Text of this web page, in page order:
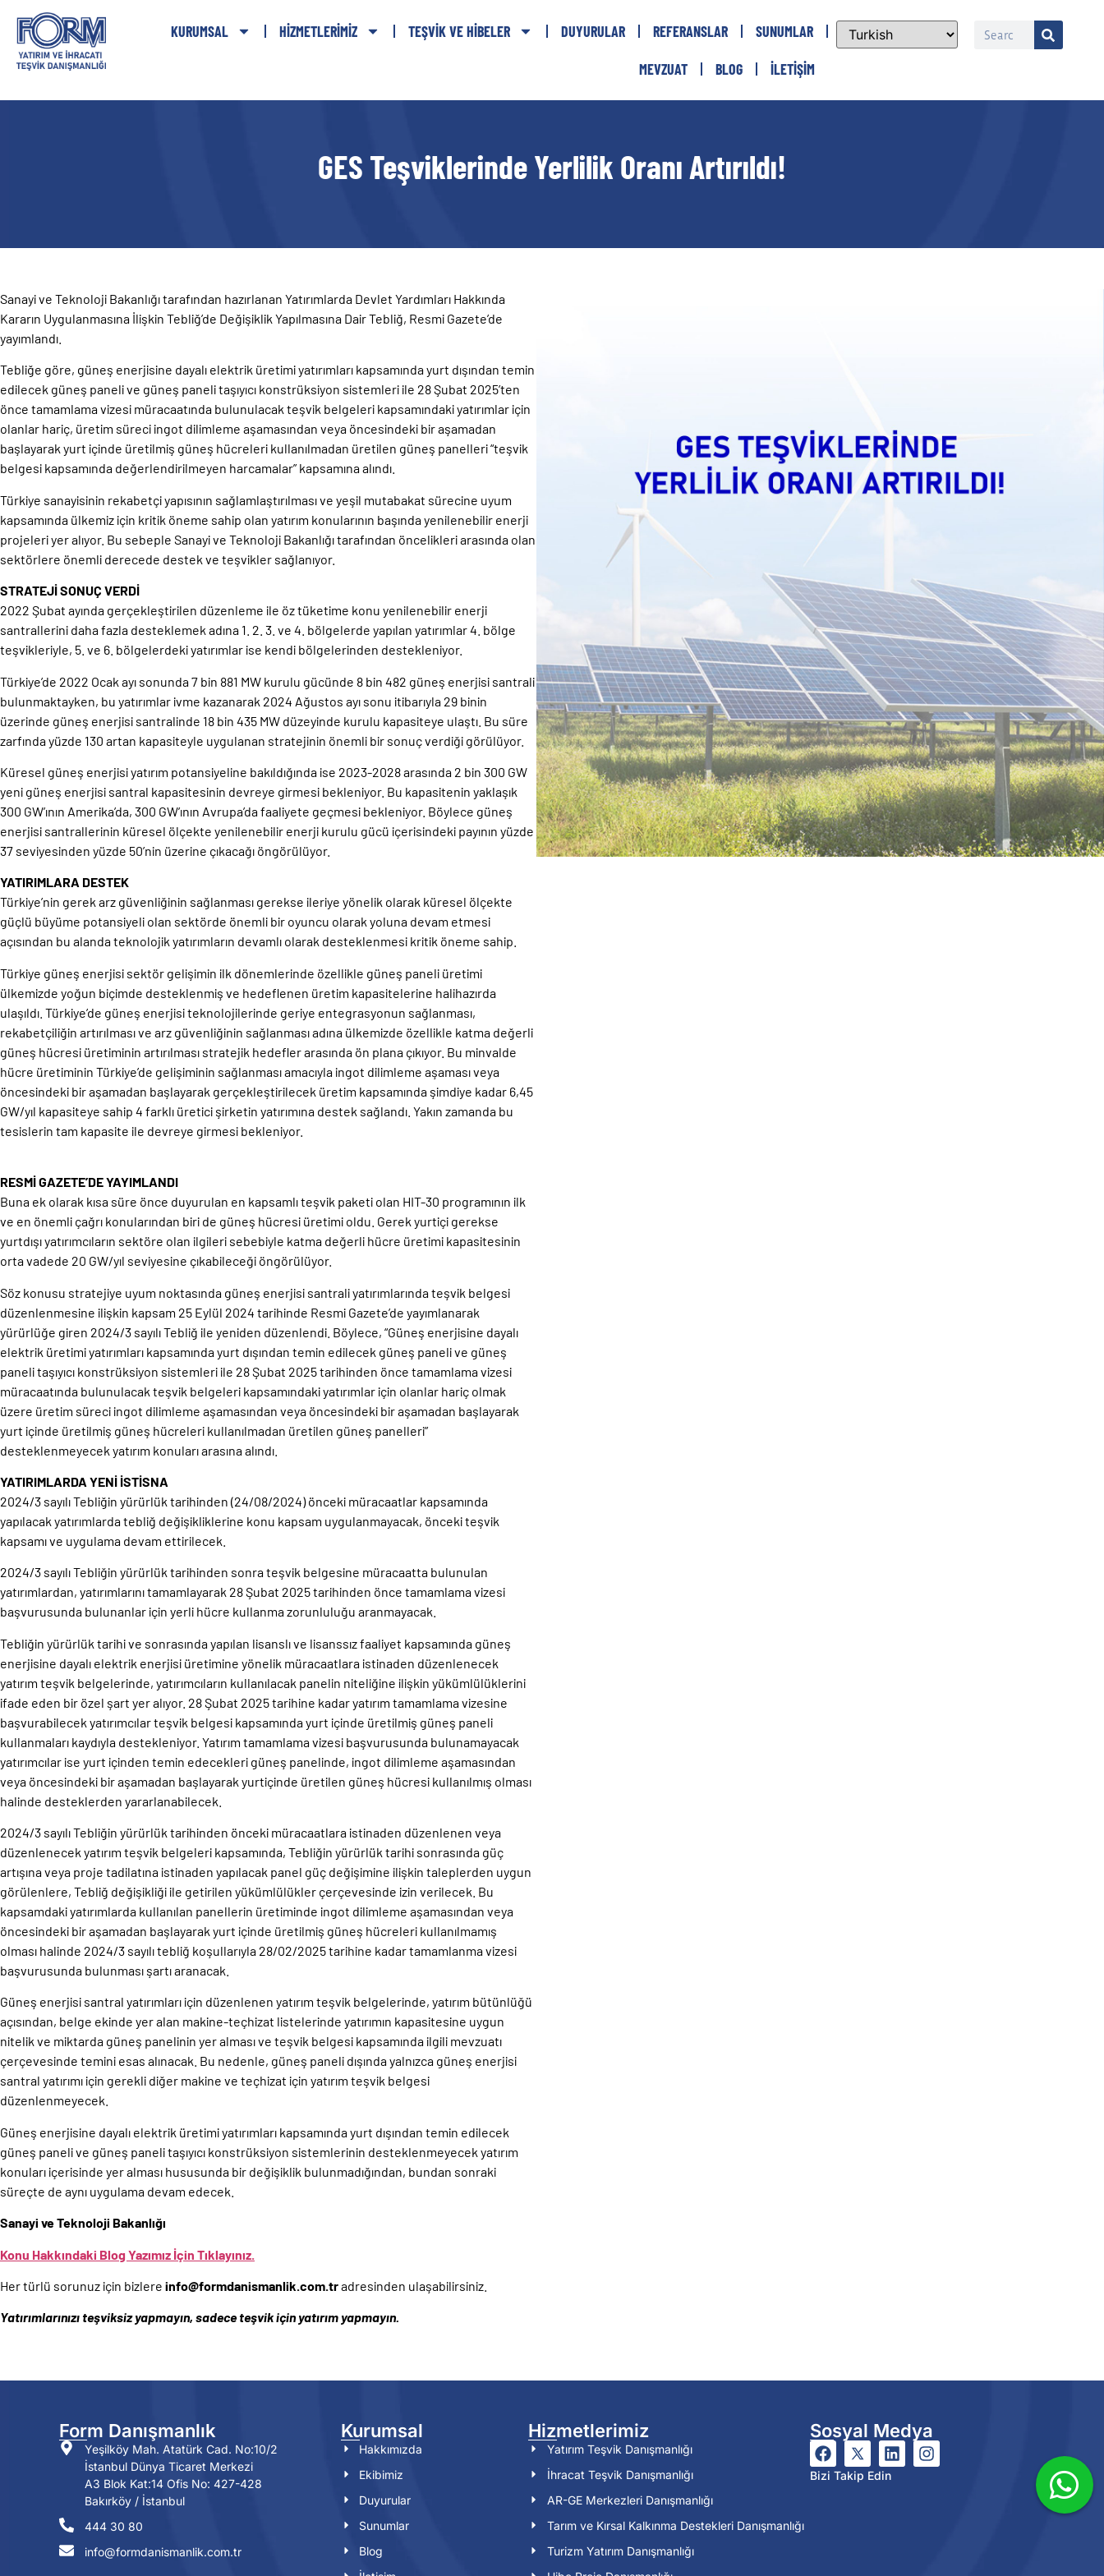
KURUMSAL HIZMETLERIMIZ TEŞVIK VE HIBELER DUYURULAR REFERANSLAR SUNUMLAR
MEVZUAT BLOG İLETIŞIM
GES Teşviklerinde Yerlilik Oranı Artırıldı!
Sanayi ve Teknoloji Bakanlığı tarafından hazırlanan Yatırımlarda Devlet Yardımları Hakkında
Kararın Uygulanmasına İlişkin Tebliğ’de Değişiklik Yapılmasına Dair Tebliğ, Resmi Gazete’de
yayımlandı.
Tebliğe göre, güneş enerjisine dayalı elektrik üretimi yatırımları kapsamında yurt dışından temin
edilecek güneş paneli ve güneş paneli taşıyıcı konstrüksiyon sistemleri ile 28 Şubat 2025’ten
önce tamamlama vizesi müracaatında bulunulacak teşvik belgeleri kapsamındaki yatırımlar için
olanlar hariç, üretim süreci ingot dilimleme aşamasından veya öncesindeki bir aşamadan
başlayarak yurt içinde üretilmiş güneş hücreleri kullanılmadan üretilen güneş panelleri “teşvik
belgesi kapsamında değerlendirilmeyen harcamalar” kapsamına alındı.
Türkiye sanayisinin rekabetçi yapısının sağlamlaştırılması ve yeşil mutabakat sürecine uyum
kapsamında ülkemiz için kritik öneme sahip olan yatırım konularının başında yenilenebilir enerji
projeleri yer alıyor. Bu sebeple Sanayi ve Teknoloji Bakanlığı tarafından öncelikleri arasında olan
sektörlere önemli derecede destek ve teşvikler sağlanıyor.
STRATEJİ SONUÇ VERDİ
2022 Şubat ayında gerçekleştirilen düzenleme ile öz tüketime konu yenilenebilir enerji
santrallerini daha fazla desteklemek adına 1. 2. 3. ve 4. bölgelerde yapılan yatırımlar 4. bölge
teşvikleriyle, 5. ve 6. bölgelerdeki yatırımlar ise kendi bölgelerinden destekleniyor.
Türkiye’de 2022 Ocak ayı sonunda 7 bin 881 MW kurulu gücünde 8 bin 482 güneş enerjisi santrali
bulunmaktayken, bu yatırımlar ivme kazanarak 2024 Ağustos ayı sonu itibarıyla 29 binin
üzerinde güneş enerjisi santralinde 18 bin 435 MW düzeyinde kurulu kapasiteye ulaştı. Bu süre
zarfında yüzde 130 artan kapasiteyle uygulanan stratejinin önemli bir sonuç verdiği görülüyor.
Küresel güneş enerjisi yatırım potansiyeline bakıldığında ise 2023-2028 arasında 2 bin 300 GW
yeni güneş enerjisi santral kapasitesinin devreye girmesi bekleniyor. Bu kapasitenin yaklaşık
300 GW’ının Amerika’da, 300 GW’ının Avrupa’da faaliyete geçmesi bekleniyor. Böylece güneş
enerjisi santrallerinin küresel ölçekte yenilenebilir enerji kurulu gücü içerisindeki payının yüzde
37 seviyesinden yüzde 50’nin üzerine çıkacağı öngörülüyor.
YATIRIMLARA DESTEK
Türkiye’nin gerek arz güvenliğinin sağlanması gerekse ileriye yönelik olarak küresel ölçekte
güçlü büyüme potansiyeli olan sektörde önemli bir oyuncu olarak yoluna devam etmesi
açısından bu alanda teknolojik yatırımların devamlı olarak desteklenmesi kritik öneme sahip.
Türkiye güneş enerjisi sektör gelişimin ilk dönemlerinde özellikle güneş paneli üretimi
ülkemizde yoğun biçimde desteklenmiş ve hedeflenen üretim kapasitelerine halihazırda
ulaşıldı. Türkiye’de güneş enerjisi teknolojilerinde geriye entegrasyonun sağlanması,
rekabetçiliğin artırılması ve arz güvenliğinin sağlanması adına ülkemizde özellikle katma değerli
güneş hücresi üretiminin artırılması stratejik hedefler arasında ön plana çıkıyor. Bu minvalde
hücre üretiminin Türkiye’de gelişiminin sağlanması amacıyla ingot dilimleme aşaması veya
öncesindeki bir aşamadan başlayarak gerçekleştirilecek üretim kapsamında şimdiye kadar 6,45
GW/yıl kapasiteye sahip 4 farklı üretici şirketin yatırımına destek sağlandı. Yakın zamanda bu
tesislerin tam kapasite ile devreye girmesi bekleniyor.
RESMİ GAZETE’DE YAYIMLANDI
Buna ek olarak kısa süre önce duyurulan en kapsamlı teşvik paketi olan HIT-30 programının ilk
ve en önemli çağrı konularından biri de güneş hücresi üretimi oldu. Gerek yurtiçi gerekse
yurtdışı yatırımcıların sektöre olan ilgileri sebebiyle katma değerli hücre üretimi kapasitesinin
orta vadede 20 GW/yıl seviyesine çıkabileceği öngörülüyor.
Söz konusu stratejiye uyum noktasında güneş enerjisi santrali yatırımlarında teşvik belgesi
düzenlenmesine ilişkin kapsam 25 Eylül 2024 tarihinde Resmi Gazete’de yayımlanarak
yürürlüğe giren 2024/3 sayılı Tebliğ ile yeniden düzenlendi. Böylece, “Güneş enerjisine dayalı
elektrik üretimi yatırımları kapsamında yurt dışından temin edilecek güneş paneli ve güneş
paneli taşıyıcı konstrüksiyon sistemleri ile 28 Şubat 2025 tarihinden önce tamamlama vizesi
müracaatında bulunulacak teşvik belgeleri kapsamındaki yatırımlar için olanlar hariç olmak
üzere üretim süreci ingot dilimleme aşamasından veya öncesindeki bir aşamadan başlayarak
yurt içinde üretilmiş güneş hücreleri kullanılmadan üretilen güneş panelleri”
desteklenmeyecek yatırım konuları arasına alındı.
YATIRIMLARDA YENİ İSTİSNA
2024/3 sayılı Tebliğin yürürlük tarihinden (24/08/2024) önceki müracaatlar kapsamında
yapılacak yatırımlarda tebliğ değişikliklerine konu kapsam uygulanmayacak, önceki teşvik
kapsamı ve uygulama devam ettirilecek.
2024/3 sayılı Tebliğin yürürlük tarihinden sonra teşvik belgesine müracaatta bulunulan
yatırımlardan, yatırımlarını tamamlayarak 28 Şubat 2025 tarihinden önce tamamlama vizesi
başvurusunda bulunanlar için yerli hücre kullanma zorunluluğu aranmayacak.
Tebliğin yürürlük tarihi ve sonrasında yapılan lisanslı ve lisanssız faaliyet kapsamında güneş
enerjisine dayalı elektrik enerjisi üretimine yönelik müracaatlara istinaden düzenlenecek
yatırım teşvik belgelerinde, yatırımcıların kullanılacak panelin niteliğine ilişkin yükümlülüklerini
ifade eden bir özel şart yer alıyor. 28 Şubat 2025 tarihine kadar yatırım tamamlama vizesine
başvurabilecek yatırımcılar teşvik belgesi kapsamında yurt içinde üretilmiş güneş paneli
kullanmaları kaydıyla destekleniyor. Yatırım tamamlama vizesi başvurusunda bulunamayacak
yatırımcılar ise yurt içinden temin edecekleri güneş panelinde, ingot dilimleme aşamasından
veya öncesindeki bir aşamadan başlayarak yurtiçinde üretilen güneş hücresi kullanılmış olması
halinde desteklerden yararlanabilecek.
2024/3 sayılı Tebliğin yürürlük tarihinden önceki müracaatlara istinaden düzenlenen veya
düzenlenecek yatırım teşvik belgeleri kapsamında, Tebliğin yürürlük tarihi sonrasında güç
artışına veya proje tadilatına istinaden yapılacak panel güç değişimine ilişkin taleplerden uygun
görülenlere, Tebliğ değişikliği ile getirilen yükümlülükler çerçevesinde izin verilecek. Bu
kapsamdaki yatırımlarda kullanılan panellerin üretiminde ingot dilimleme aşamasından veya
öncesindeki bir aşamadan başlayarak yurt içinde üretilmiş güneş hücreleri kullanılmamış
olması halinde 2024/3 sayılı tebliğ koşullarıyla 28/02/2025 tarihine kadar tamamlanma vizesi
başvurusunda bulunması şartı aranacak.
Güneş enerjisi santral yatırımları için düzenlenen yatırım teşvik belgelerinde, yatırım bütünlüğü
açısından, belge ekinde yer alan makine-teçhizat listelerinde yatırımın kapasitesine uygun
nitelik ve miktarda güneş panelinin yer alması ve teşvik belgesi kapsamında ilgili mevzuatı
çerçevesinde temini esas alınacak. Bu nedenle, güneş paneli dışında yalnızca güneş enerjisi
santral yatırımı için gerekli diğer makine ve teçhizat için yatırım teşvik belgesi
düzenlenmeyecek.
Güneş enerjisine dayalı elektrik üretimi yatırımları kapsamında yurt dışından temin edilecek
güneş paneli ve güneş paneli taşıyıcı konstrüksiyon sistemlerinin desteklenmeyecek yatırım
konuları içerisinde yer alması hususunda bir değişiklik bulunmadığından, bundan sonraki
süreçte de aynı uygulama devam edecek.
Sanayi ve Teknoloji Bakanlığı
Konu Hakkındaki Blog Yazımız İçin Tıklayınız.
Her türlü sorunuz için bizlere info@formdanismanlik.com.tradresinden ulaşabilirsiniz.
Yatırımlarınızı teşviksiz yapmayın, sadece teşvik için yatırım yapmayın.
Form Danışmanlık
Yeşilköy Mah. Atatürk Cad. No:10/2
İstanbul Dünya Ticaret Merkezi
A3 Blok Kat:14 Ofis No: 427-428
Bakırköy / İstanbul
444 30 80
info@formdanismanlik.com.tr
Kurumsal
Hakkımızda
Ekibimiz
Duyurular
Sunumlar
Blog
Hizmetlerimiz
Yatırım Teşvik Danışmanlığı
İhracat Teşvik Danışmanlığı
AR-GE Merkezleri Danışmanlığı
Tarım ve Kırsal Kalkınma Destekleri Danışmanlığı
Turizm Yatırım Danışmanlığı
Sosyal Medya
Bizi Takip Edin